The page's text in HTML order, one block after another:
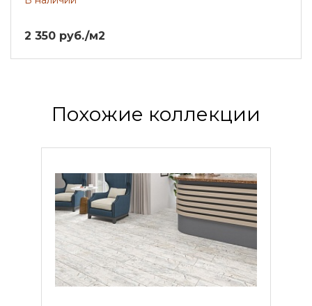
2 350 руб./м2
Похожие коллекции